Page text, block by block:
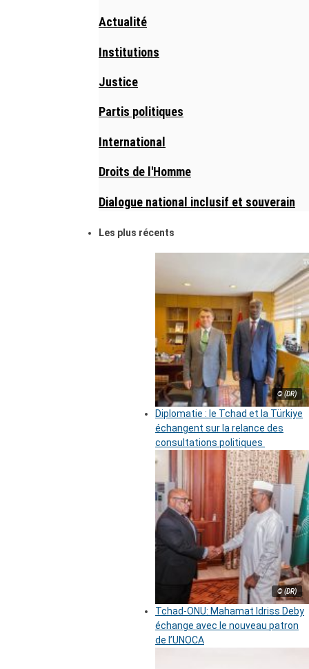
Actualité
Institutions
Justice
Partis politiques
International
Droits de l'Homme
Dialogue national inclusif et souverain
Les plus récents
© (DR)
Diplomatie : le Tchad et la Türkiye
échangent sur la relance des
consultations politiques
© (DR)
Tchad-ONU: Mahamat Idriss Deby
échange avec le nouveau patron
de l’UNOCA